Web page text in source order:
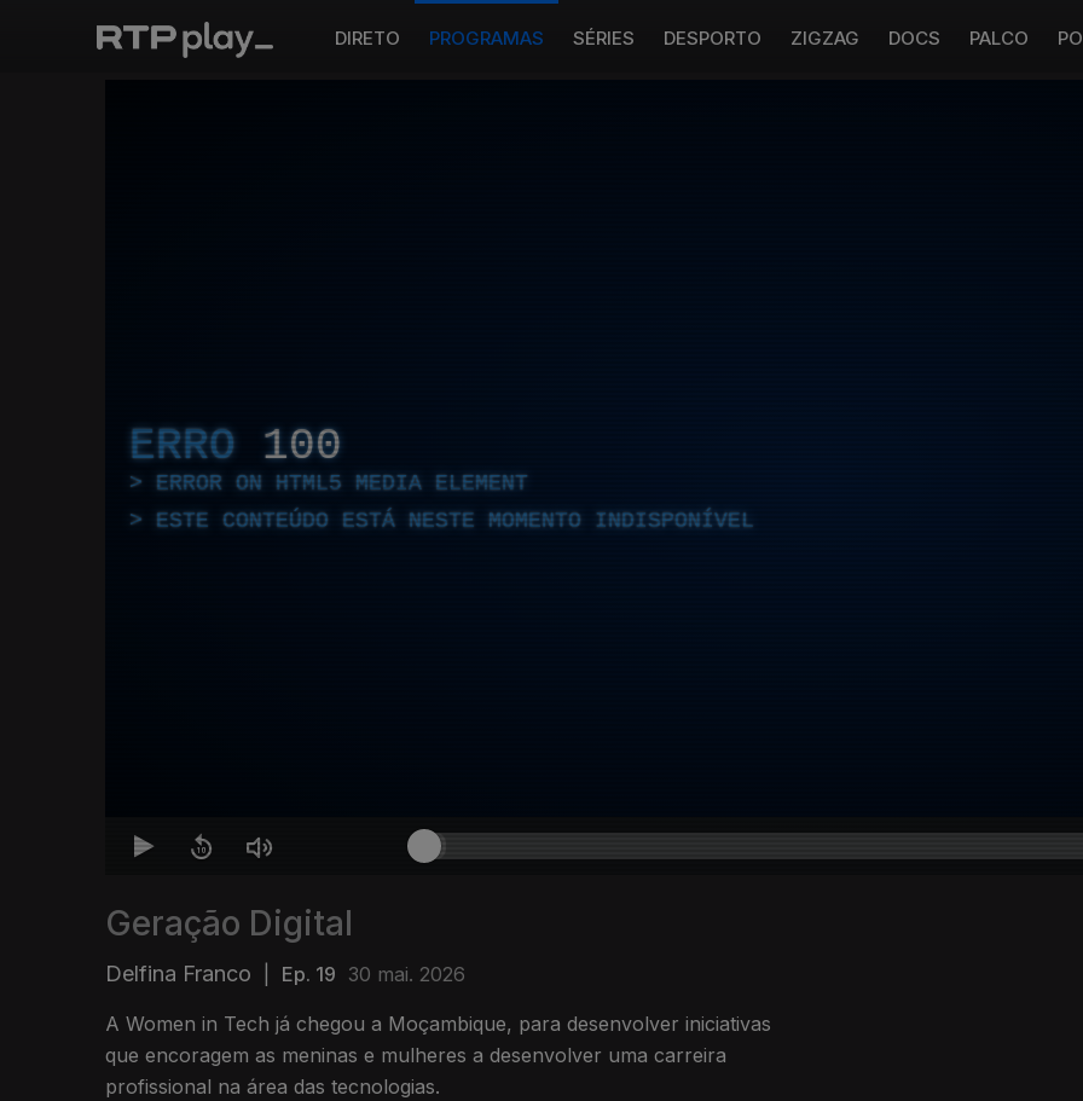
DIRETO PROGRAMAS SÉRIES DESPORTO ZIGZAG DOCS PALCO
ERRO 100
ERROR ON HTML5 MEDIA ELEMENT
ESTE CONTEÚDO ESTÁ NESTE MOMENTO INDISPONÍVEL
Geração Digital
Delfina Franco Ep. 19 30 mai. 2026
A Women in Tech já chegou a Moçambique, para desenvolver iniciativas
que encoragem as meninas e mulheres a desenvolver uma carreira
profissional na área das tecnologias.